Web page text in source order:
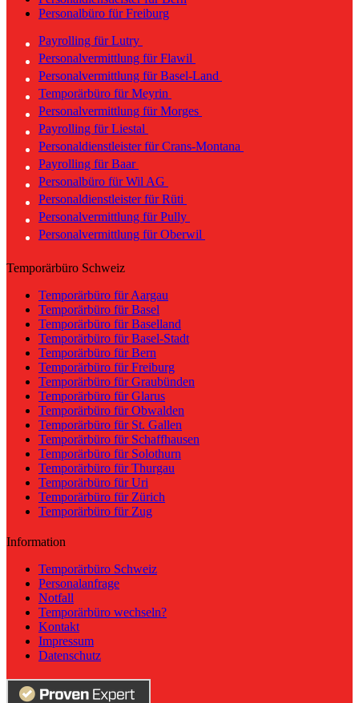
Personalbüro für Freiburg
Payrolling für Lutry
Personalvermittlung für Flawil
Personalvermittlung für Basel-Land
Temporärbüro für Meyrin
Personalvermittlung für Morges
Payrolling für Liestal
Personaldienstleister für Crans-Montana
Payrolling für Baar
Personalbüro für Wil AG
Personaldienstleister für Rüti
Personalvermittlung für Pully
Personalvermittlung für Oberwil
Temporärbüro Schweiz
Temporärbüro für Aargau
Temporärbüro für Basel
Temporärbüro für Baselland
Temporärbüro für Basel-Stadt
Temporärbüro für Bern
Temporärbüro für Freiburg
Temporärbüro für Graubünden
Temporärbüro für Glarus
Temporärbüro für Obwalden
Temporärbüro für St. Gallen
Temporärbüro für Schaffhausen
Temporärbüro für Solothurn
Temporärbüro für Thurgau
Temporärbüro für Uri
Temporärbüro für Zürich
Temporärbüro für Zug
Information
Temporärbüro Schweiz
Personalanfrage
Notfall
Temporärbüro wechseln?
Kontakt
Impressum
Datenschutz